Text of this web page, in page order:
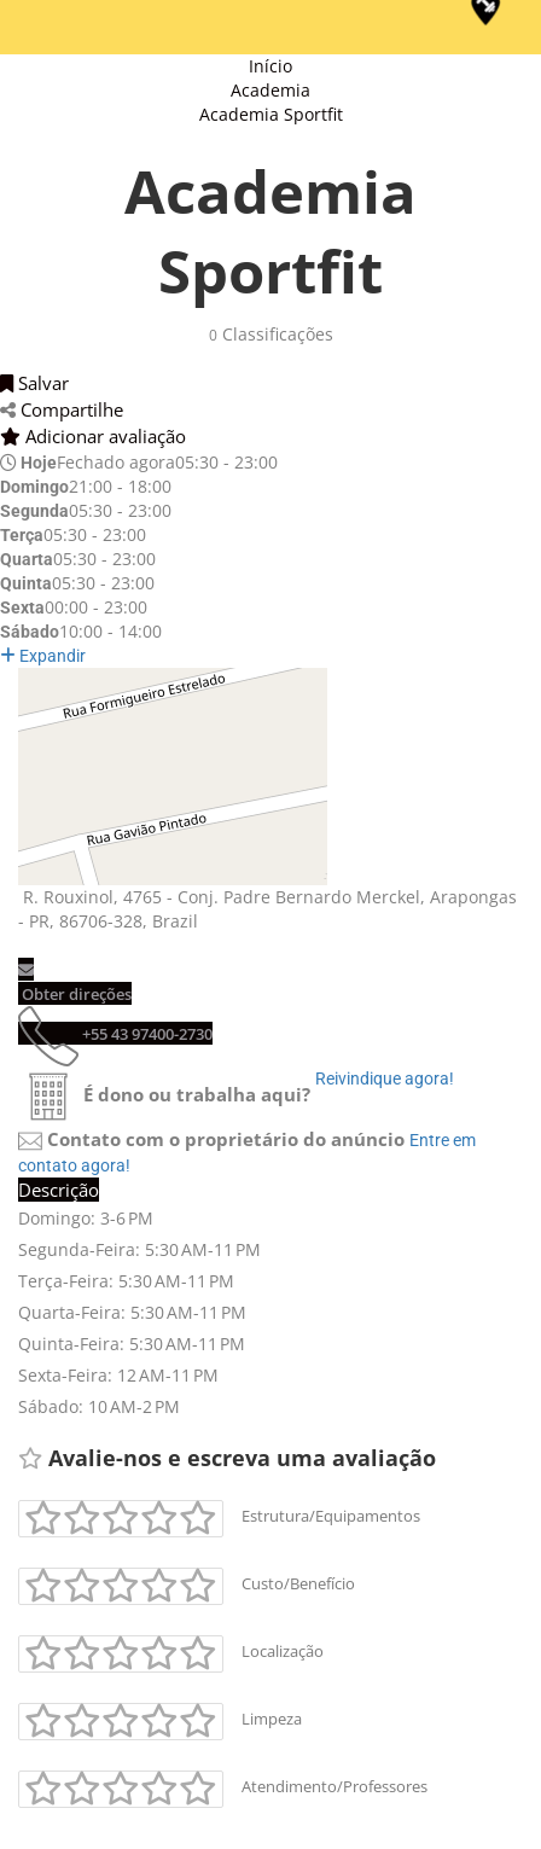
Início
Academia
Academia Sportfit
Academia
Sportfit
0Classificações
Salvar
Compartilhe
Adicionar avaliação
HojeFechado agora05:30 - 23:00
Domingo21:00 - 18:00
Segunda05:30 - 23:00
Terça05:30 - 23:00
Quarta05:30 - 23:00
Quinta05:30 - 23:00
Sexta00:00 - 23:00
Sábado10:00 - 14:00
Expandir
R. Rouxinol, 4765 - Conj. Padre Bernardo Merckel, Arapongas
- PR, 86706-328, Brazil
Obter direções
+55 43 97400-2730
É dono ou trabalha aqui?
Reivindique agora!
Contato com o proprietário do anúncio Entre em
contato agora!
Descrição
Domingo: 3-6 PM
Segunda-Feira: 5:30 AM-11 PM
Terça-Feira: 5:30 AM-11 PM
Quarta-Feira: 5:30 AM-11 PM
Quinta-Feira: 5:30 AM-11 PM
Sexta-Feira: 12 AM-11 PM
Sábado: 10 AM-2 PM
Avalie-nos e escreva uma avaliação
Estrutura/Equipamentos
Custo/Benefício
Localização
Limpeza
Atendimento/Professores